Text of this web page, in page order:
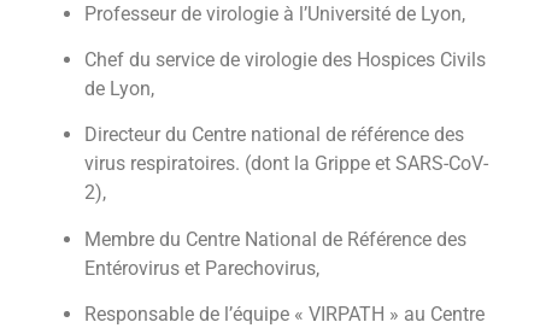
Professeur de virologie à l’Université de Lyon,
Chef du service de virologie des Hospices Civils
de Lyon,
Directeur du Centre national de référence des
virus respiratoires. (dont la Grippe et SARS-CoV-
2),
Membre du Centre National de Référence des
Entérovirus et Parechovirus,
Responsable de l’équipe « VIRPATH » au Centre